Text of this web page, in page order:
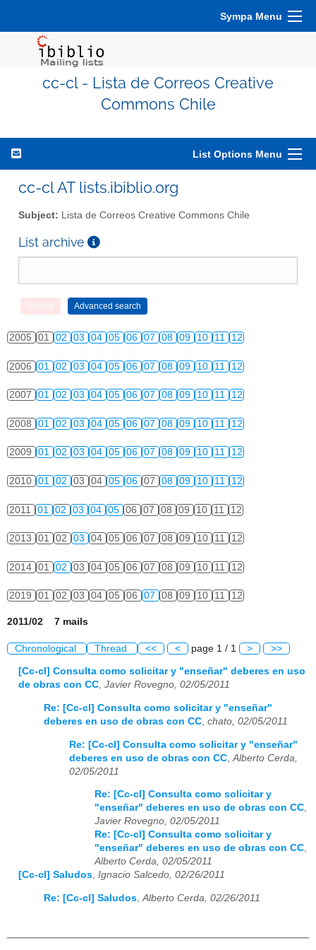
Sympa Menu
cc-cl - Lista de Correos Creative
Commons Chile
List Options Menu
cc-cl AT lists.ibiblio.org
Subject: Lista de Correos Creative Commons Chile
List archive
2005 01 02 03 04 05 06 07 08 09 10 11 12
2006 01 02 03 04 05 06 07 08 09 10 11 12
2007 01 02 03 04 05 06 07 08 09 10 11 12
2008 01 02 03 04 05 06 07 08 09 10 11 12
2009 01 02 03 04 05 06 07 08 09 10 11 12
2010 01 02 03 04 05 06 07 08 09 10 11 12
2011 01 02 03 04 05 06 07 08 09 10 11 12
2013 01 02 03 04 05 06 07 08 09 10 11 12
2014 01 02 03 04 05 06 07 08 09 10 11 12
2019 01 02 03 04 05 06 07 08 09 10 11 12
2011/02 7 mails
Chronological Thread << < page 1 / 1 > >>
[Cc-cl] Consulta como solicitar y "enseñar" deberes en uso
de obras con CC, Javier Rovegno, 02/05/2011
Re: [Cc-cl] Consulta como solicitar y "enseñar"
deberes en uso de obras con CC, chato, 02/05/2011
Re: [Cc-cl] Consulta como solicitar y "enseñar"
deberes en uso de obras con CC Alberto Cerda,
02/05/2011
Re: [Cc-cl] Consulta como solicitar y
"enseñar" deberes en uso de obras con CC,
Javier Rovegno, 02/05/2011
Re: [Cc-cl] Consulta como solicitar y
"enseñar" deberes en uso de obras con CC,
Alberto Cerda, 02/05/2011
[Cc-cl] Saludos, Ignacio Salcedo, 02/26/2011
Re: [Cc-cl] Saludos Alberto Cerda, 02/26/2011